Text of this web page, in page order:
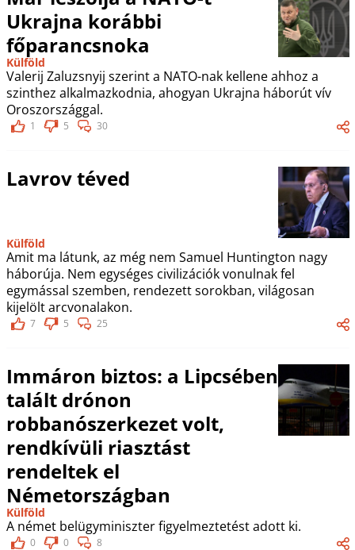
Ukrajna korábbi
főparancsnoka
Külföld
Valerij Zaluzsnyij szerint a NATO-nak kellene ahhoz a
szinthez alkalmazkodnia, ahogyan Ukrajna háborút vív
Oroszországgal.
1 5 30
Lavrov téved
Külföld
Amit ma látunk, az még nem Samuel Huntington nagy
háborúja. Nem egységes civilizációk vonulnak fel
egymással szemben, rendezett sorokban, világosan
kijelölt arcvonalakon.
7 5 25
Immáron biztos: a Lipcsében
talált drónon
robbanószerkezet volt,
rendkívüli riasztást
rendeltek el
Németországban
Külföld
A német belügyminiszter figyelmeztetést adott ki.
0 0 8